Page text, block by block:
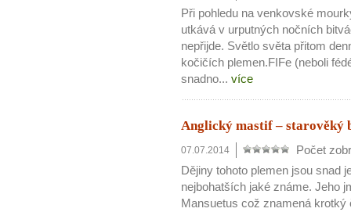
Při pohledu na venkovské
utkává v urputných nočních
nepřijde. Světlo světa přitom
kočičích plemen.FIFe (neboli
snadno... více
Anglický mastif – starověký
07.07.2014
Počet
Dějiny tohoto plemen jsou snad
nejbohatších jaké známe. Jeho
Mansuetus což znamená